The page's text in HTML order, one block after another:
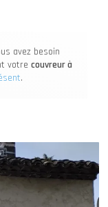
avez besoin
votre couvreurà
.